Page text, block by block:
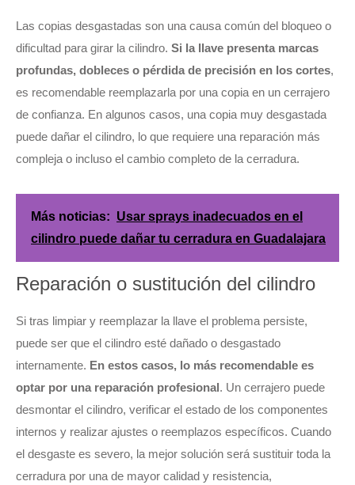
Las copias desgastadas son una causa común del bloqueo o
dificultad para girar la cilindro. Si la llave presenta marcas
profundas, dobleces o pérdida de precisión en los cortes,
es recomendable reemplazarla por una copia en un cerrajero
de confianza. En algunos casos, una copia muy desgastada
puede dañar el cilindro, lo que requiere una reparación más
compleja o incluso el cambio completo de la cerradura.
Más noticias: Usar sprays inadecuados en el
cilindro puede dañar tu cerradura en Guadalajara
Reparación o sustitución del cilindro
Si tras limpiar y reemplazar la llave el problema persiste,
puede ser que el cilindro esté dañado o desgastado
internamente. En estos casos, lo más recomendable es
optar por una reparación profesional. Un cerrajero puede
desmontar el cilindro, verificar el estado de los componentes
internos y realizar ajustes o reemplazos específicos. Cuando
el desgaste es severo, la mejor solución será sustituir toda la
cerradura por una de mayor calidad y resistencia,